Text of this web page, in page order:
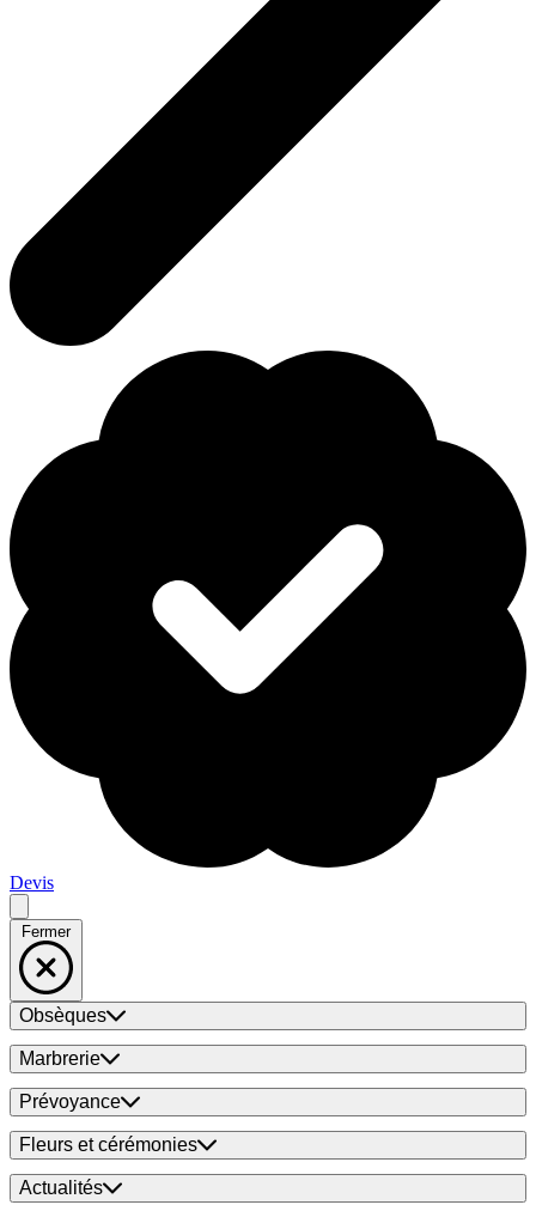
Devis
Fermer
Obsèques
Marbrerie
Prévoyance
Fleurs et cérémonies
Actualités